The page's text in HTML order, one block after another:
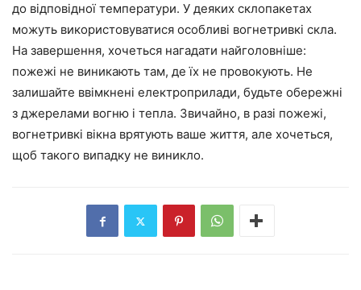
до відповідної температури. У деяких склопакетах
можуть використовуватися особливі вогнетривкі скла.
На завершення, хочеться нагадати найголовніше:
пожежі не виникають там, де їх не провокують. Не
залишайте ввімкнені електроприлади, будьте обережні
з джерелами вогню і тепла. Звичайно, в разі пожежі,
вогнетривкі вікна врятують ваше життя, але хочеться,
щоб такого випадку не виникло.